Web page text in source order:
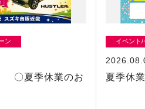
ン
〇夏季休業のお
イベント
夏季休